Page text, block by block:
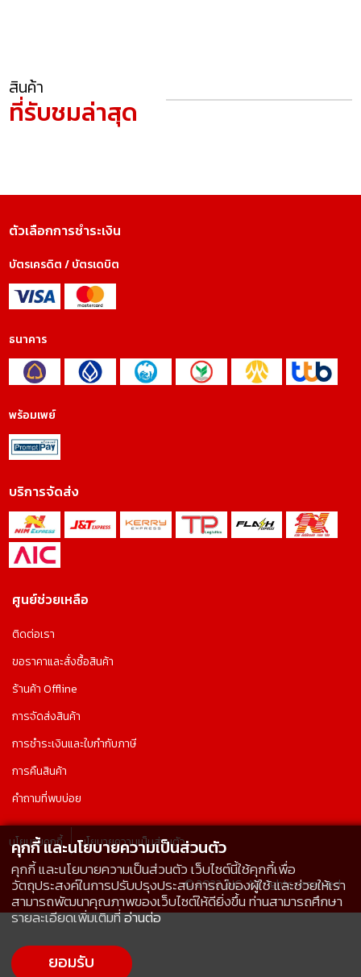
สินค้า
ที่รับชมล่าสุด
ตัวเลือกการชำระเงิน
บัตรเครดิต / บัตรเดบิต
ธนาคาร
พร้อมเพย์
บริการจัดส่ง
ศูนย์ช่วยเหลือ
ติดต่อเรา
ขอราคาและสั่งซื้อสินค้า
ร้านค้า Offline
การจัดส่งสินค้า
การชำระเงินและใบกำกับภาษี
การคืนสินค้า
คำถามที่พบบ่อย
นโยบายคุกกี้ นโยบายความเป็นส่วนตัว
© 2022 AIC, All rights reserved.
คุกกี้ และนโยบายความเป็นส่วนตัว
คุกกี้ และนโยบายความเป็นส่วนตัว เว็บไซต์นี้ใช้คุกกี้เพื่อ
วัตถุประสงค์ในการปรับปรุงประสบการณ์ของผู้ใช้ และช่วยให้เรา
สามารถพัฒนาคุณภาพของเว็บไซต์ให้ดียิ่งขึ้น ท่านสามารถศึกษา
รายละเอียดเพิ่มเติมที่อ่านต่อ
ยอมรับ